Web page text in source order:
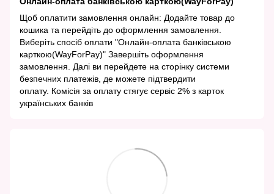
Щоб оплатити замовлення онлайн: Додайте товар до
кошика та перейдіть до оформлення замовлення.
Виберіть спосіб оплати "Онлайн-оплата банківською
карткою(WayForPay)" Завершіть оформлення
замовлення. Далі ви перейдете на сторінку системи
безпечних платежів, де можете підтвердити
оплату. Комісія за оплату стягує сервіс 2% з карток
українських банків